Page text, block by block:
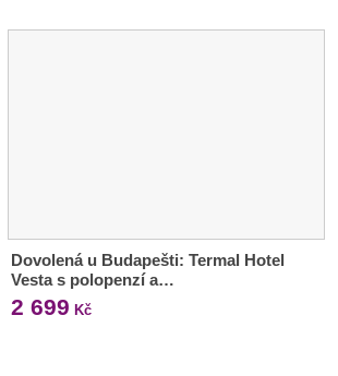
Dovolená u Budapešti: Termal Hotel
Vesta s polopenzí a…
2 699 Kč